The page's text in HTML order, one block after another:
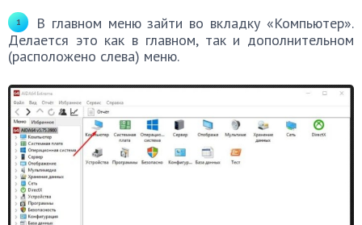
В главном меню зайти во вкладку «Компьютер».
Делается это как в главном, так и дополнительном
(расположено слева) меню.